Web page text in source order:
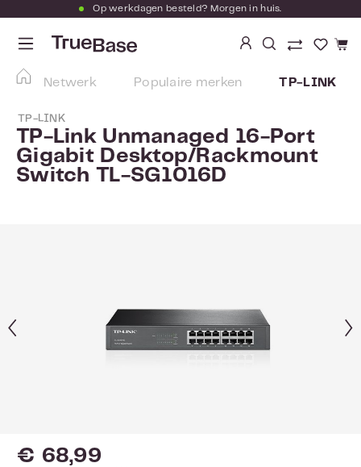
Ga naar de hoofdinhoud
Op werkdagen besteld? Morgen in huis.
Je
Netwerk Populaire merken TP-LINK
TP-LINK
TP-Link Unmanaged 16-Port
Gigabit Desktop/Rackmount
Switch TL-SG1016D
€ 68,99